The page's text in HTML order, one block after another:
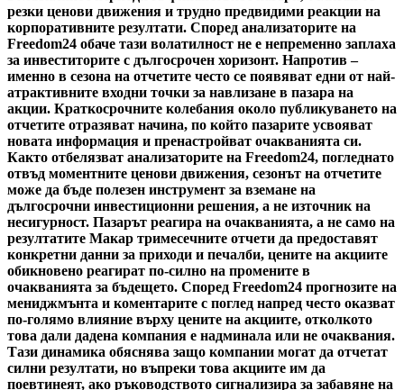
резки ценови движения и трудно предвидими реакции на
корпоративните резултати. Според анализаторите на
Freedom24 обаче тази волатилност не е непременно заплаха
за инвеститорите с дългосрочен хоризонт. Напротив –
именно в сезона на отчетите често се появяват едни от най-
атрактивните входни точки за навлизане в пазара на
акции. Краткосрочните колебания около публикуването на
отчетите отразяват начина, по който пазарите усвояват
новата информация и пренастройват очакванията си.
Както отбелязват анализаторите на Freedom24, погледнато
отвъд моментните ценови движения, сезонът на отчетите
може да бъде полезен инструмент за вземане на
дългосрочни инвестиционни решения, а не източник на
несигурност. Пазарът реагира на очакванията, а не само на
резултатите Макар тримесечните отчети да предоставят
конкретни данни за приходи и печалби, цените на акциите
обикновено реагират по-силно на промените в
очакванията за бъдещето. Според Freedom24 прогнозите на
мениджмънта и коментарите с поглед напред често оказват
по-голямо влияние върху цените на акциите, отколкото
това дали дадена компания е надминала или не очаквания.
Тази динамика обяснява защо компании могат да отчетат
силни резултати, но въпреки това акциите им да
поевтинеят, ако ръководството сигнализира за забавяне на